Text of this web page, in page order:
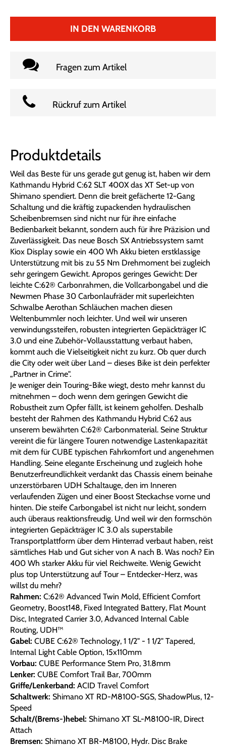
IN DEN WARENKORB
Fragen zum Artikel
Rückruf zum Artikel
Produktdetails
Weil das Beste für uns gerade gut genug ist, haben wir dem
Kathmandu Hybrid C:62 SLT 400X das XT Set-up von
Shimano spendiert. Denn die breit gefächerte 12-Gang
Schaltung und die kräftig zupackenden hydraulischen
Scheibenbremsen sind nicht nur für ihre einfache
Bedienbarkeit bekannt, sondern auch für ihre Präzision und
Zuverlässigkeit. Das neue Bosch SX Antriebssystem samt
Kiox Display sowie ein 400 Wh Akku bieten erstklassige
Unterstützung mit bis zu 55 Nm Drehmoment bei zugleich
sehr geringem Gewicht. Apropos geringes Gewicht: Der
leichte C:62® Carbonrahmen, die Vollcarbongabel und die
Newmen Phase 30 Carbonlaufräder mit superleichten
Schwalbe Aerothan Schläuchen machen diesen
Weltenbummler noch leichter. Und weil wir unseren
verwindungssteifen, robusten integrierten Gepäckträger IC
3.0 und eine Zubehör-Vollausstattung verbaut haben,
kommt auch die Vielseitigkeit nicht zu kurz. Ob quer durch
die City oder weit über Land – dieses Bike ist dein perfekter
„Partner in Crime".
Je weniger dein Touring-Bike wiegt, desto mehr kannst du
mitnehmen – doch wenn dem geringen Gewicht die
Robustheit zum Opfer fällt, ist keinem geholfen. Deshalb
besteht der Rahmen des Kathmandu Hybrid C:62 aus
unserem bewährten C:62® Carbonmaterial. Seine Struktur
vereint die für längere Touren notwendige Lastenkapazität
mit dem für CUBE typischen Fahrkomfort und angenehmen
Handling. Seine elegante Erscheinung und zugleich hohe
Benutzerfreundlichkeit verdankt das Chassis einem beinahe
unzerstörbaren UDH Schaltauge, den im Inneren
verlaufenden Zügen und einer Boost Steckachse vorne und
hinten. Die steife Carbongabel ist nicht nur leicht, sondern
auch überaus reaktionsfreudig. Und weil wir den formschön
integrierten Gepäckträger IC 3.0 als superstabile
Transportplattform über dem Hinterrad verbaut haben, reist
sämtliches Hab und Gut sicher von A nach B. Was noch? Ein
400 Wh starker Akku für viel Reichweite. Wenig Gewicht
plus top Unterstützung auf Tour – Entdecker-Herz, was
willst du mehr?
Rahmen: C:62® Advanced Twin Mold, Efficient Comfort
Geometry, Boost148, Fixed Integrated Battery, Flat Mount
Disc, Integrated Carrier 3.0, Advanced Internal Cable
Routing, UDH™
Gabel: CUBE C:62® Technology, 1 1/2" - 1 1/2" Tapered,
Internal Light Cable Option, 15x110mm
Vorbau: CUBE Performance Stem Pro, 31.8mm
Lenker: CUBE Comfort Trail Bar, 700mm
Griffe/Lenkerband: ACID Travel Comfort
Schaltwerk: Shimano XT RD-M8100-SGS, ShadowPlus, 12-
Speed
Schalt/(Brems-)hebel: Shimano XT SL-M8100-IR, Direct
Attach
Bremsen: Shimano XT BR-M8100, Hydr. Disc Brake